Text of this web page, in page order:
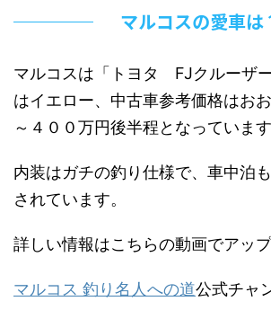
マルコスの愛車は
マルコスは「トヨタ FJクルーザ
はイエロー、中古車参考価格はお
～４００万円後半程となっています
内装はガチの釣り仕様で、車中泊
されています。
詳しい情報はこちらの動画でアップ
マルコス 釣り名人への道公式チャ